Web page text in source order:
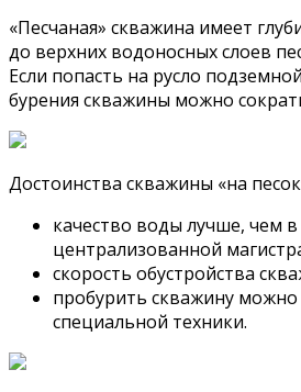
«Песчаная» скважина имеет
до верхних водоносных слоев
Если попасть на русло
бурения скважины можно
Достоинства скважины «на
качество воды лучше, чем
централизованной
скорость обустройства
пробурить скважину можно
специальной техники.